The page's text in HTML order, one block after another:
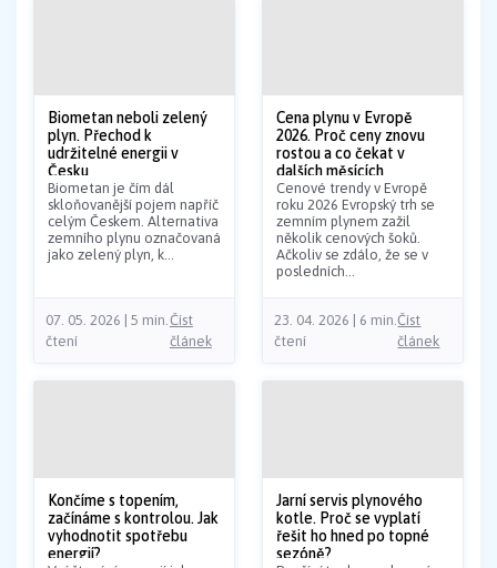
Biometan neboli zelený
plyn. Přechod k
udržitelné energii v
Česku
Biometan je čím dál
skloňovanější pojem napříč
celým Českem. Alternativa
zemního plynu označovaná
jako zelený plyn, k...
07. 05. 2026 | 5 min.
čtení
Číst
článek
Cena plynu v Evropě
2026. Proč ceny znovu
rostou a co čekat v
dalších měsících
Cenové trendy v Evropě
roku 2026 Evropský trh se
zemním plynem zažil
několik cenových šoků.
Ačkoliv se zdálo, že se v
posledních...
23. 04. 2026 | 6 min.
čtení
Číst
článek
Končíme s topením,
začínáme s kontrolou. Jak
vyhodnotit spotřebu
energií?
Jarní servis plynového
kotle. Proč se vyplatí
řešit ho hned po topné
sezóně?